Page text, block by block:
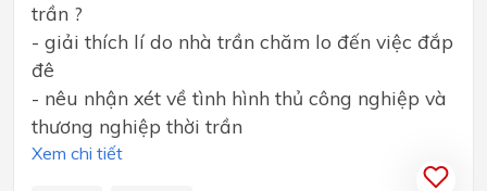
trần ?
- giải thích lí do nhà trần chăm lo đến việc đắp
đê
- nêu nhận xét về tình hình thủ công nghiệp và
thương nghiệp thời trần
Xem chi tiết